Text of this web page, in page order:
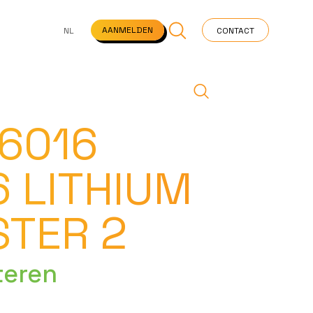
VEELGESTELDE VRAGEN STARTPAGINA NEWS
NL AANMELDEN CONTACT
LITHIUM
2